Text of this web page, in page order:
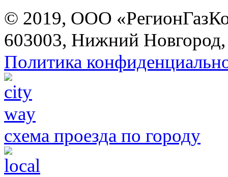
© 2019, ООО
603003, Нижний
Политика
схема проезда по городу